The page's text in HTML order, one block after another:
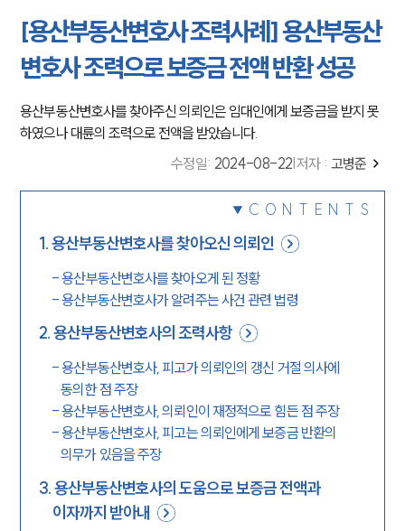
[용산부동산변호사 조력사례] 용산부동산
변호사 조력으로 보증금 전액 반환 성공
용산부동산변호사를 찾아주신 의뢰인은 임대인에게 보증금을 받지 못
하였으나 대륜의 조력으로 전액을 받았습니다.
수정일: 2024-08-22 저자 : 고병준
CONTENTS
1.용산부동산변호사를 찾아오신 의뢰인
-용산부동산변호사를 찾아오게 된 정황
-용산부동산변호사가 알려주는 사건 관련 법령
2.용산부동산변호사의 조력사항
-용산부동산변호사, 피고가 의뢰인의 갱신 거절 의사에
동의한 점 주장
-용산부동산변호사, 의뢰인이 재정적으로 힘든 점 주장
-용산부동산변호사, 피고는 의뢰인에게 보증금 반환의
의무가 있음을 주장
3.용산부동산변호사의 도움으로 보증금 전액과
이자까지 받아내